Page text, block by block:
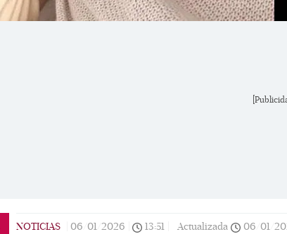
NOTICIAS 06/01/2026 13:51 Actualizada 06/01/